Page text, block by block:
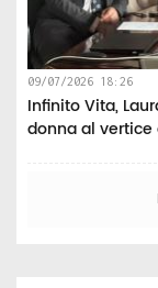
09/07/2026 18:26
Infinito Vita,
donna al